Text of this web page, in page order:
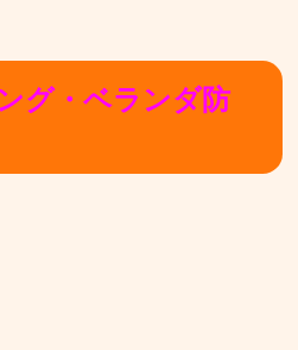
グ・ベランダ防